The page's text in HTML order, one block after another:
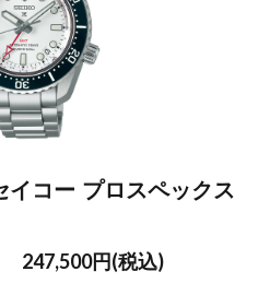
コー プロスペックス
247,500円(税込)